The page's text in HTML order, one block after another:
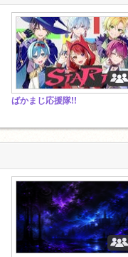
ばかまじ応援隊!!